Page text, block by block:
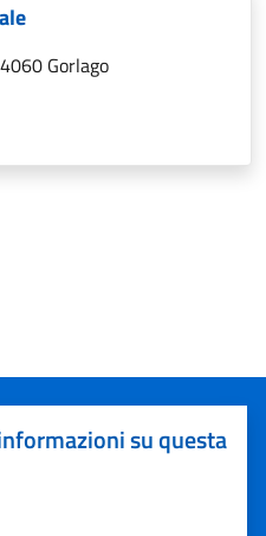
Gorlago
su questa